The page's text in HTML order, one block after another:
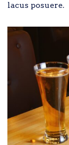
lacus posuere.